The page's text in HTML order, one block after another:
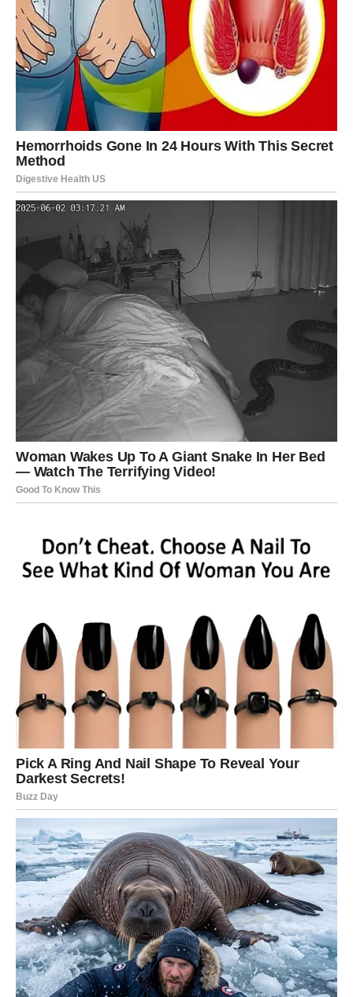
dana, koji se ne boji odgovornosti i koji je iskren u
svojim osjećanjima. Zatvorenost i emocionalna
sigurnost u vezi nisu samo pitanje toga hoće li
muškarac ostati, već kako on pokazuje svoju
posvećenost kroz djela i iskrenost.
PREUZMITE BESPLATNO!
⋆ KNJIGA SA RECEPTIMA ⋆
Upiši svoj email i preuzmi BESPLATNU
knjigu s receptima! Uživaj u jednostavnim
i ukusnim jelima koja će osvojiti tvoje
najdraže.
Jednim klikom preuzmi knjigu s najboljim
receptima!